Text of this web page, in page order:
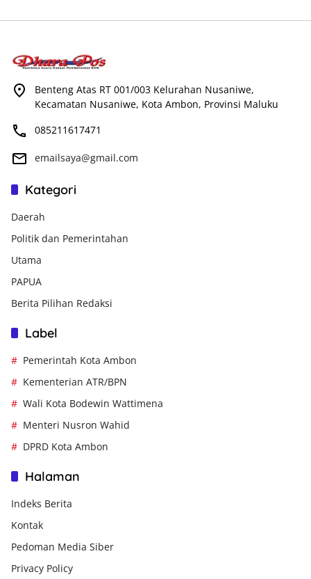
Benteng Atas RT 001/003 Kelurahan Nusaniwe,
Kecamatan Nusaniwe, Kota Ambon, Provinsi Maluku
085211617471
emailsaya@gmail.com
Kategori
Daerah
Politik dan Pemerintahan
Utama
PAPUA
Berita Pilihan Redaksi
Label
Pemerintah Kota Ambon
Kementerian ATR/BPN
Wali Kota Bodewin Wattimena
Menteri Nusron Wahid
DPRD Kota Ambon
Halaman
Indeks Berita
Kontak
Pedoman Media Siber
Privacy Policy